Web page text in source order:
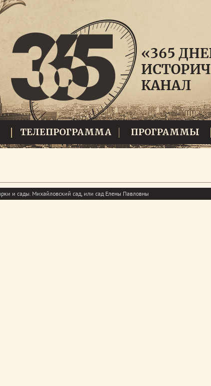
ТЕЛЕПРОГРАММА ПРОГРАММЫ
и сады. Михайловский сад, или сад Елены Павловны